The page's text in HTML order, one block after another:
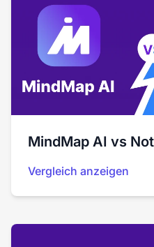
MindMap AI vs
Vergleich anzeigen